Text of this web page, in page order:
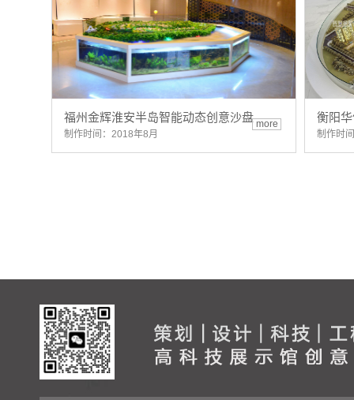
福州金辉淮安半岛智能动态创意沙盘
制作时间：2018年8月
more 衡阳
制作时